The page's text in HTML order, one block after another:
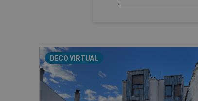
DECO VIRTUAL